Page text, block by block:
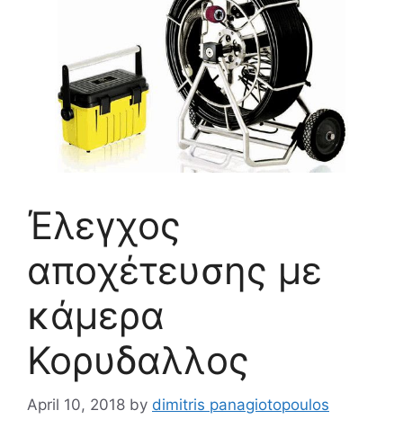
Έλεγχος
αποχέτευσης με
κάμερα
Κορυδαλλος
April 10, 2018 by dimitris panagiotopoulos